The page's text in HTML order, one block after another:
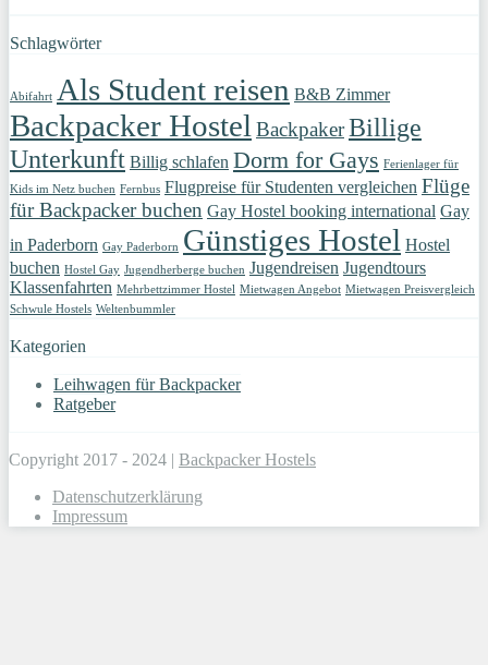
Schlagwörter
Abifahrt Als Student reisen B&B Zimmer
Backpacker HostelBackpakerBillige
Unterkunft Billig schlafen Dorm for Gays Ferienlager für
Kids im Netz buchen Fernbus Flugpreise für Studenten vergleichen Flüge
für Backpacker buchen Gay Hostel booking international Gay
in Paderborn Gay Paderborn Günstiges Hostel Hostel
buchen Hostel Gay Jugendherberge buchen Jugendreisen Jugendtours
Klassenfahrten Mehrbettzimmer Hostel Mietwagen Angebot Mietwagen Preisvergleich
Schwule Hostels Weltenbummler
Kategorien
Leihwagen für Backpacker
Ratgeber
Copyright 2017 - 2024 | Backpacker Hostels
Datenschutzerklärung
Impressum